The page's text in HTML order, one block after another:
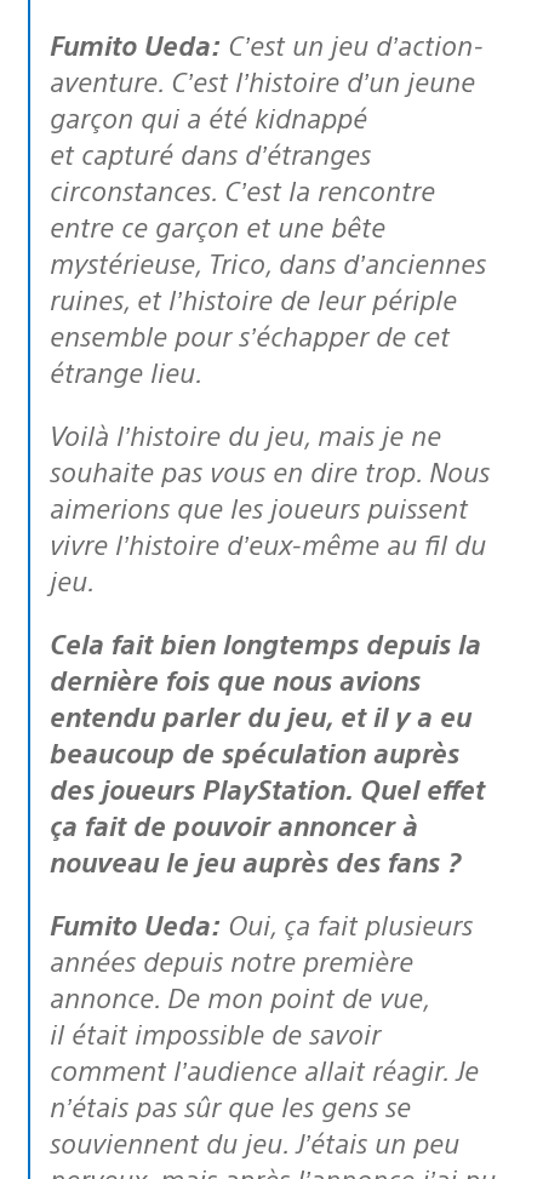
Fumito Ueda: C’est un jeu d’action-
aventure. C’est l’histoire d’un jeune
garçon qui a été kidnappé
et capturé dans d’étranges
circonstances. C’est la rencontre
entre ce garçon et une bête
mystérieuse, Trico, dans d’anciennes
ruines, et l’histoire de leur périple
ensemble pour s’échapper de cet
étrange lieu.
Voilà l’histoire du jeu, mais je ne
souhaite pas vous en dire trop. Nous
aimerions que les joueurs puissent
vivre l’histoire d’eux-même au fil du
jeu.
Cela fait bien longtemps depuis la
dernière fois que nous avions
entendu parler du jeu, et il y a eu
beaucoup de spéculation auprès
des joueurs PlayStation. Quel effet
ça fait de pouvoir annoncer à
nouveau le jeu auprès des fans ?
Fumito Ueda: Oui, ça fait plusieurs
années depuis notre première
annonce. De mon point de vue,
il était impossible de savoir
comment l’audience allait réagir. Je
n’étais pas sûr que les gens se
souviennent du jeu. J’étais un peu